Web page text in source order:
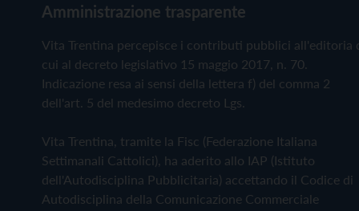
Amministrazione trasparente
Vita Trentina percepisce i contributi pubblici all'editoria
cui al decreto legislativo 15 maggio 2017, n. 70.
Indicazione resa ai sensi della lettera f) del comma 2
dell'art. 5 del medesimo decreto Lgs.
Vita Trentina, tramite la Fisc (Federazione Italiana
Settimanali Cattolici), ha aderito allo IAP (Istituto
dell'Autodisciplina Pubblicitaria) accettando il Codice di
Autodisciplina della Comunicazione Commerciale